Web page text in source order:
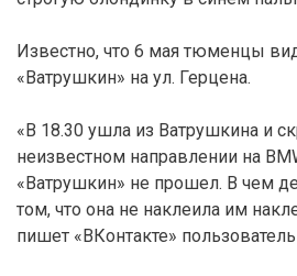
Известно, что 6 мая тюменцы
«Ватрушкин» на ул. Герцена.
«В 18.30 ушла из Ватрушкина и
неизвестном направлении на
«Ватрушкин» не прошел. В чем
том, что она не наклеила им
пишет «ВКонтакте»